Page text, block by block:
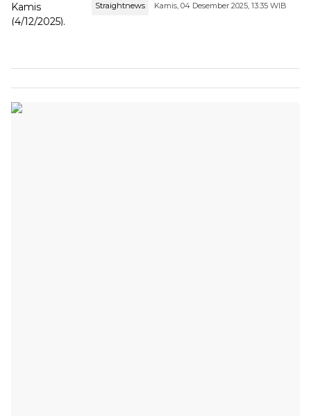
Straightnews Kamis, 04 Desember 2025, 13:35 WIB